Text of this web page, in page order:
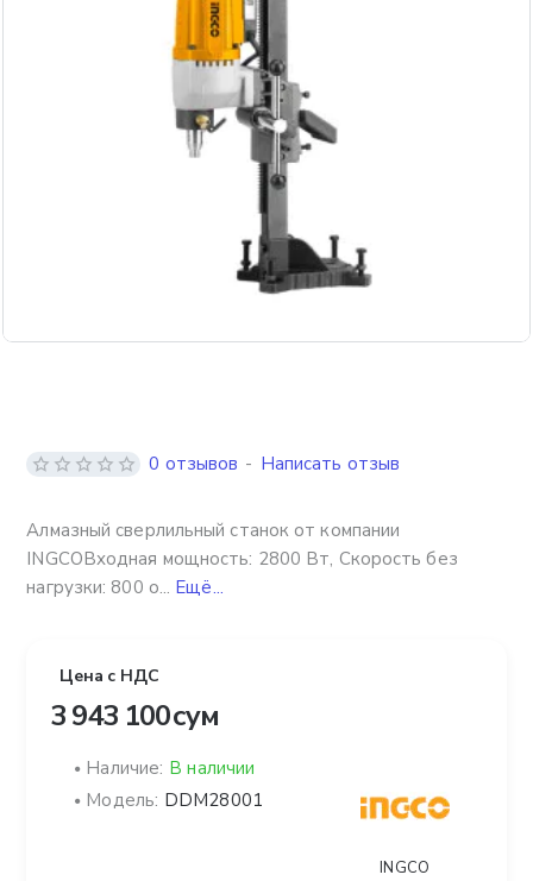
Алмазный сверлильный станок от компании
INGCOВходная мощность: 2800 Вт, Скорость без
нагрузки: 800 о... Ещё...
0 отзывов - Написать отзыв
Цена с НДС
3 943 100 сум
Наличие: В наличии
Модель: DDM28001
INGCO